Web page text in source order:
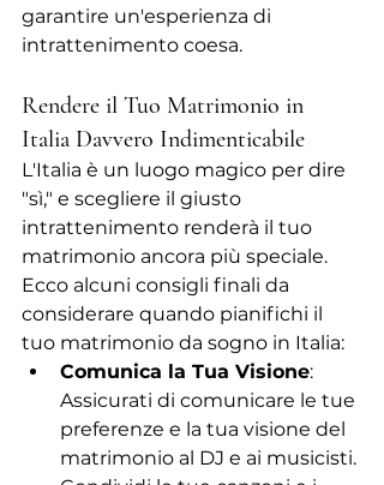
garantire un'esperienza di
intrattenimento coesa.
Rendere il Tuo Matrimonio in
Italia Davvero Indimenticabile
L'Italia è un luogo magico per dire
"sì," e scegliere il giusto
intrattenimento renderà il tuo
matrimonio ancora più speciale.
Ecco alcuni consigli finali da
considerare quando pianifichi il
tuo matrimonio da sogno in Italia:
Comunica la Tua Visione:
Assicurati di comunicare le tue
preferenze e la tua visione del
matrimonio al DJ e ai musicisti.